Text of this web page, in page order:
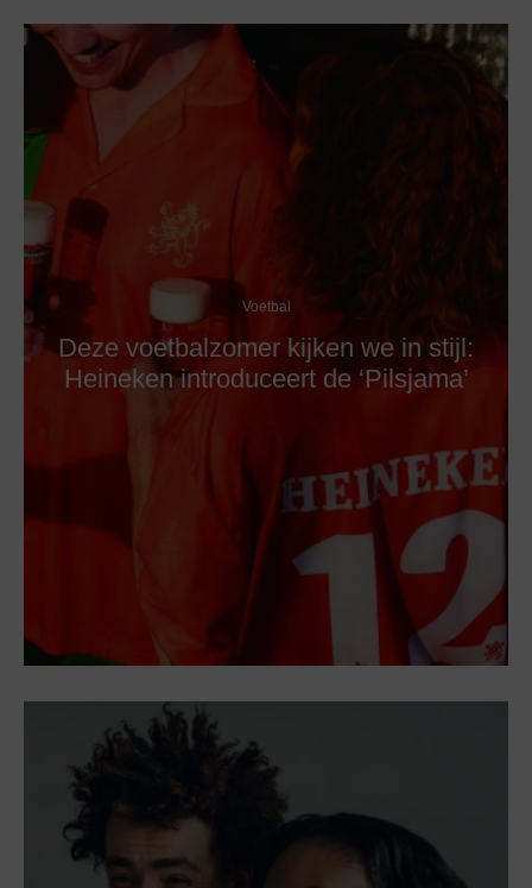
Voetbal
Deze voetbalzomer kijken we in stijl:
Heineken introduceert de ‘Pilsjama’